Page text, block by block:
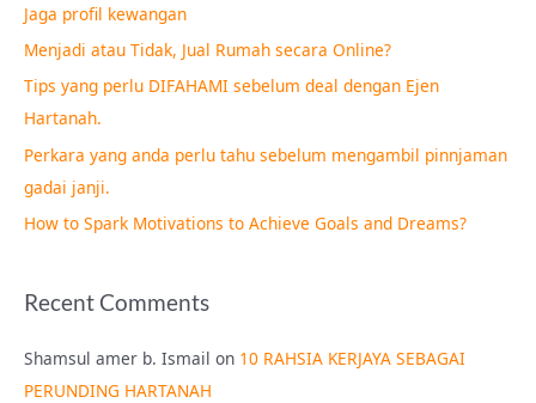
h
f
o
r
:
Jaga profil kewangan
Menjadi atau Tidak, Jual Rumah secara Online?
Tips yang perlu DIFAHAMI sebelum deal dengan Ejen
Hartanah.
Perkara yang anda perlu tahu sebelum mengambil pinnjaman
gadai janji.
How to Spark Motivations to Achieve Goals and Dreams?
Recent Comments
Shamsul amer b. Ismail on 10 RAHSIA KERJAYA SEBAGAI
PERUNDING HARTANAH